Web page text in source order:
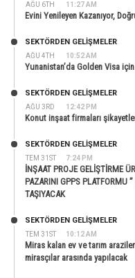
AĞU 6TH 11:27 AM
Evini Yenileyen Kazanıyor,
AĞU 4TH 10:52 AM
SEKTÖRDEN GELIŞMELER
Yunanistan’da Golden Visa
AĞU 3RD 12:42 PM
SEKTÖRDEN GELIŞMELER
Konut inşaat firmaları
TEM 31ST 7:24 PM
SEKTÖRDEN GELIŞMELER
İNŞAAT PROJE GELİŞTİRME
PAZARINI GPPS PLATFORMU
TAŞIYACAK
TEM 31ST 10:12 AM
SEKTÖRDEN GELIŞMELER
Miras kalan ev ve tarım
mirasçılar arasında yapılacak